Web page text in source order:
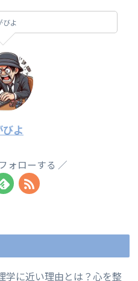
びよ
びよ
ォローする
学に近い理由とは？心を整